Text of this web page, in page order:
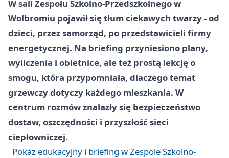
W sali Zespołu Szkolno-Przedszkolnego w
Wolbromiu pojawił się tłum ciekawych twarzy - od
dzieci, przez samorząd, po przedstawicieli firmy
energetycznej. Na briefing przyniesiono plany,
wyliczenia i obietnice, ale też prostą lekcję o
smogu, która przypomniała, dlaczego temat
grzewczy dotyczy każdego mieszkania. W
centrum rozmów znalazły się bezpieczeństwo
dostaw, oszczędności i przyszłość sieci
ciepłowniczej.
Pokaz edukacyjny i briefing w Zespole Szkolno-